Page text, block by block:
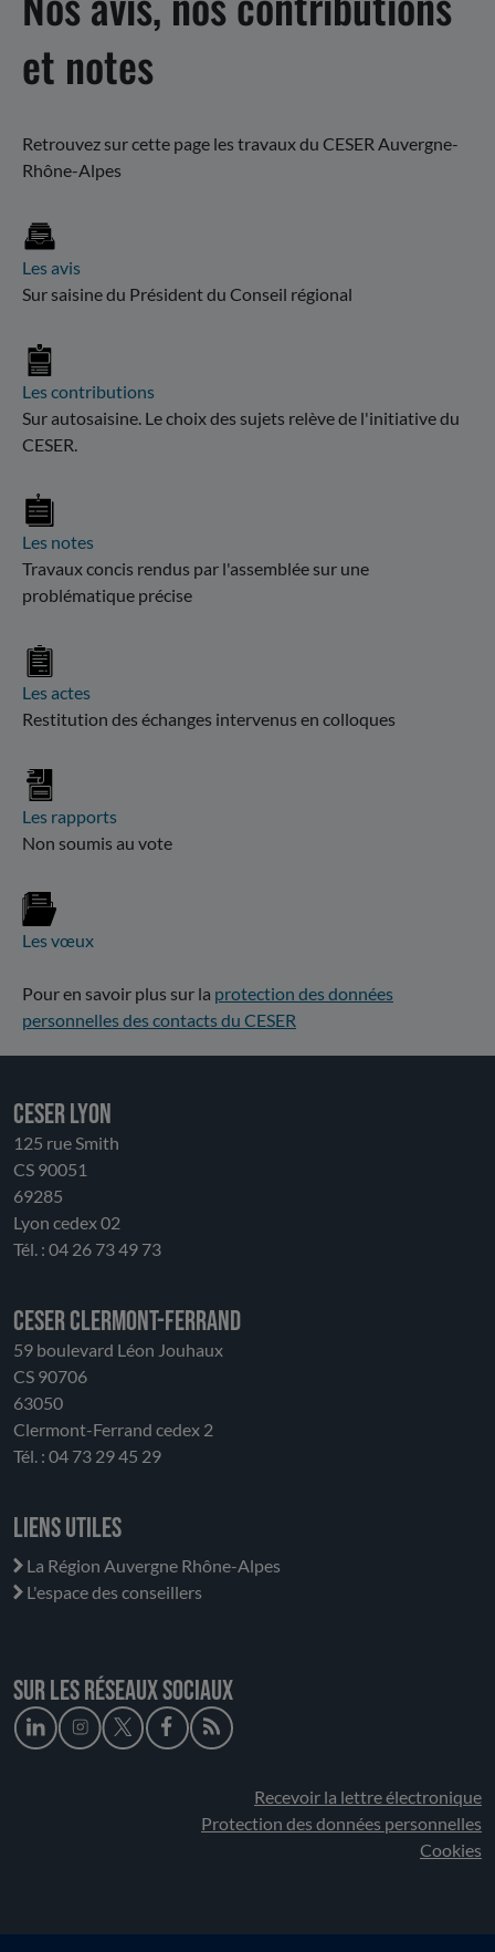
et notes
Retrouvez sur cette page les travaux du CESER Auvergne-
Rhône-Alpes
Les avis
Sur saisine du Président du Conseil régional
Les contributions
Sur autosaisine. Le choix des sujets relève de l'initiative du
CESER.
Les notes
Travaux concis rendus par l'assemblée sur une
problématique précise
Les actes
Restitution des échanges intervenus en colloques
Les rapports
Non soumis au vote
Les vœux
Pour en savoir plus sur la protection des données
personnelles des contacts du CESER
CESER LYON
125 rue Smith
CS 90051
69285
Lyon cedex 02
Tél. : 04 26 73 49 73
CESER Clermont-Ferrand
59 boulevard Léon Jouhaux
CS 90706
63050
Clermont-Ferrand cedex 2
Tél. : 04 73 29 45 29
Liens utiles
La Région Auvergne Rhône-Alpes
L'espace des conseillers
Sur les réseaux sociaux
Recevoir la lettre électronique
Protection des données personnelles
Cookies